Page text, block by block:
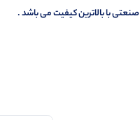
صنعتی با بالاترین کیفیت می باشد .